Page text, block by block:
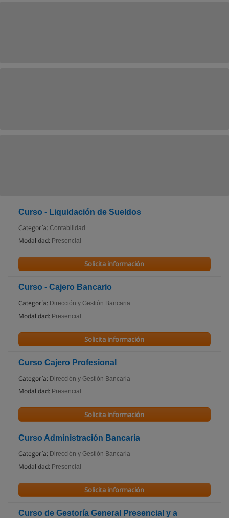
Curso - Liquidación de Sueldos
Categoría: Contabilidad
Modalidad: Presencial
Solicita información
Curso - Cajero Bancario
Categoría: Dirección y Gestión Bancaria
Modalidad: Presencial
Solicita información
Curso Cajero Profesional
Categoría: Dirección y Gestión Bancaria
Modalidad: Presencial
Solicita información
Curso Administración Bancaria
Categoría: Dirección y Gestión Bancaria
Modalidad: Presencial
Solicita información
Curso de Gestoría General Presencial y a